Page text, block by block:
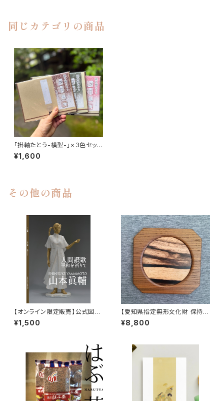
同じカテゴリの商品
「掛軸たとう-横型-」×３色セット
【送料無料】
¥1,600
その他の商品
【オンライン限定販売】公式図
録 山本眞輔「人間讃歌 平
和を祈りて」
¥1,500
【愛知県指定無形文化財 保持
者】川口清三 作「黒柿と神代欅
の銘々皿」③
¥8,800